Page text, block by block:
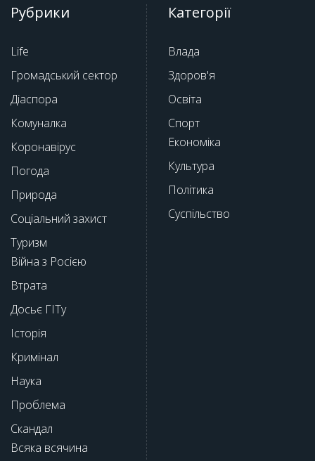
Рубрики
Life
Громадський сектор
Діаспора
Комуналка
Коронавірус
Погода
Природа
Соціальний захист
Туризм
Війна з Росією
Втрата
Досьє ГІТу
Історія
Кримінал
Наука
Проблема
Скандал
Всяка всячина
Категорії
Влада
Здоров'я
Освіта
Спорт
Економіка
Культура
Політика
Суспільство